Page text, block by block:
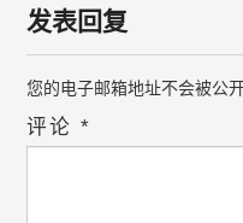
发表回复
您的电子邮箱地址不会被公开
评论*